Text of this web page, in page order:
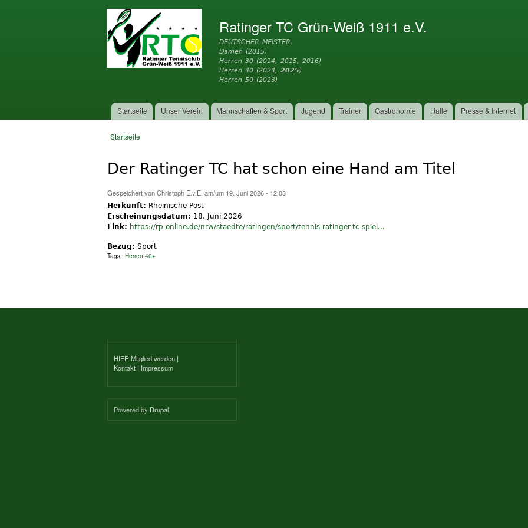
Inhalt
Ratinger TC Grün-Weiß 1911 e.V.
DEUTSCHER MEISTER:
Damen (2015)
Herren 30 (2014, 2015, 2016)
Herren 40 (2024,2025)
Herren 50 (2023)
Hauptmenü
Startseite Unser Verein Mannschaften & Sport Jugend Trainer Gastronomie Halle Presse & Internet
Startseite
Der Ratinger TC hat schon eine Hand am Titel
Gespeichert vonChristoph E.v.E. am/um 19. Juni 2026 - 12:03
Herkunft: Rheinische Post
Erscheinungsdatum: 18. Juni 2026
Link: https://rp-online.de/nrw/staedte/ratingen/sport/tennis-ratinger-tc-spiel...
Bezug: Sport
Tags: Herren 40+
HIER Mitglied werden |
Kontakt | Impressum
Powered by Drupal